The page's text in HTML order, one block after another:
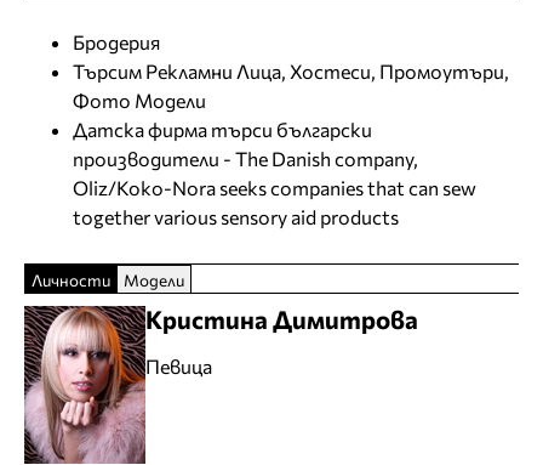
Бродерия
Търсим Рекламни Лица, Хостеси, Промоутъри,
Фото Модели
Датска фирма търси български
производители - The Danish company,
Oliz/Koko-Nora seeks companies that can sew
together various sensory aid products
Личности Модели
Кристина Димитрова
Певица